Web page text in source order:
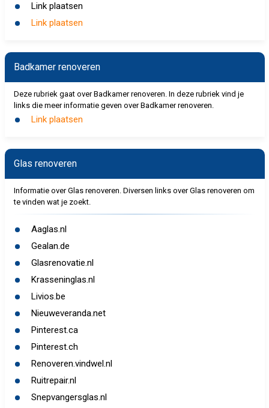
Link plaatsen
Link plaatsen
Badkamer renoveren
Deze rubriek gaat over Badkamer renoveren. In deze rubriek vind je
links die meer informatie geven over Badkamer renoveren.
Link plaatsen
Glas renoveren
Informatie over Glas renoveren. Diversen links over Glas renoveren om
te vinden wat je zoekt.
Aaglas.nl
Gealan.de
Glasrenovatie.nl
Krasseninglas.nl
Livios.be
Nieuweveranda.net
Pinterest.ca
Pinterest.ch
Renoveren.vindwel.nl
Ruitrepair.nl
Snepvangersglas.nl